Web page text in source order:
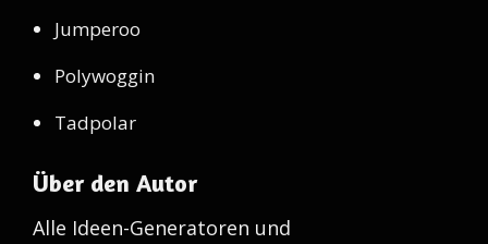
Jumperoo
Polywoggin
Tadpolar
Über den Autor
Alle Ideen-Generatoren und